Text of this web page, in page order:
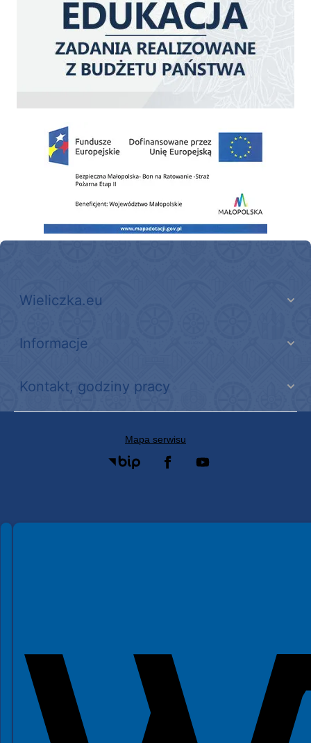
Zakup fabrycznie nowego, średniego samochodu ratowniczo-gaśniczego z
Wieliczka.eu
Informacje
Kontakt, godziny pracy
Mapa serwisu
Spełniamy standardy WCAG 2.2
Spełniamy standardy W3C